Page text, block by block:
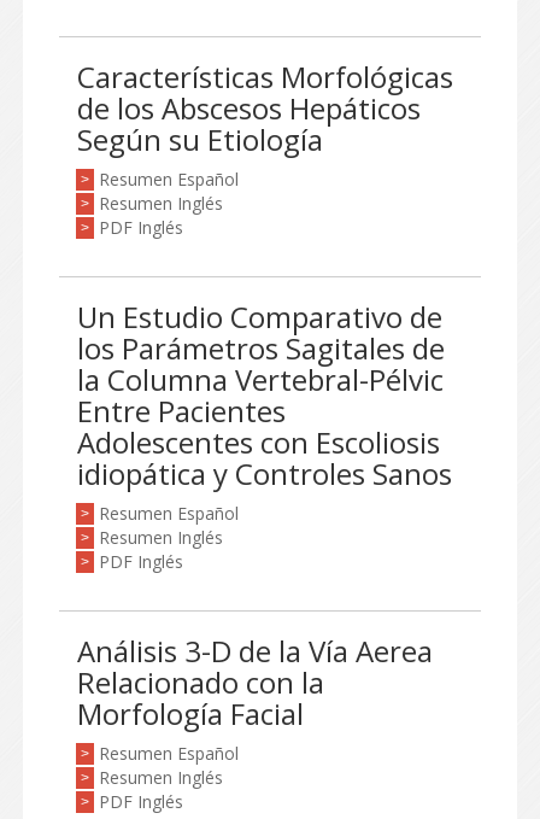
Características Morfológicas
de los Abscesos Hepáticos
Según su Etiología
> Resumen Español
> Resumen Inglés
> PDF Inglés
Un Estudio Comparativo de
los Parámetros Sagitales de
la Columna Vertebral-Pélvic
Entre Pacientes
Adolescentes con Escoliosis
idiopática y Controles Sanos
> Resumen Español
> Resumen Inglés
> PDF Inglés
Análisis 3-D de la Vía Aerea
Relacionado con la
Morfología Facial
> Resumen Español
> Resumen Inglés
> PDF Inglés